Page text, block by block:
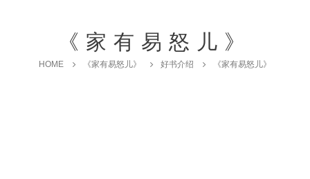
《家有易怒儿》
HOME 《家有易怒儿》 好书介绍 《家有易怒儿》